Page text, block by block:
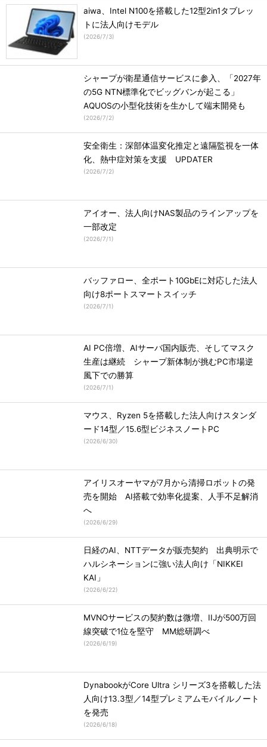
aiwa、Intel N100を搭載した12型2in1タブレッ
トに法人向けモデル
(2026/7/3)
シャープが衛星通信サービスに参入、「2027年
の5G NTN標準化でビッグバンが起こる」
AQUOSの小型化技術を生かして端末開発も
(2026/7/2)
安全衛生：深部体温変化推定と遠隔監視を一体
化、熱中症対策を支援 UPDATER
(2026/7/2)
アイオー、法人向けNAS製品のラインアップを
一部改定
(2026/7/1)
バッファロー、全ポート10GbEに対応した法人
向け8ポートスマートスイッチ
(2026/7/1)
AI PC倍増、AIサーバ国内販売、そしてマスク
生産は継続 シャープ新体制が挑むPC市場逆
風下での勝算
(2026/7/1)
マウス、Ryzen 5を搭載した法人向けスタンダ
ード14型／15.6型ビジネスノートPC
(2026/6/30)
アイリスオーヤマが7月から清掃ロボットの発
売を開始 AI搭載で効率化提案、人手不足解消
へ
(2026/6/29)
日経のAI、NTTデータが販売契約 出典明示で
ハルシネーションに強い法人向け「NIKKEI
KAI」
(2026/6/22)
MVNOサービスの契約数は微増、IIJが500万回
線突破で1位を堅守 MM総研調べ
(2026/6/19)
DynabookがCore Ultra シリーズ3を搭載した法
人向け13.3型／14型プレミアムモバイルノート
を発売
(2026/6/18)